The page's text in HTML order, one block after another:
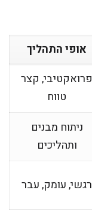
אופי התהליך
פרואקטיבי, קצר
טווח
ניתוח מבנים
ותהליכים
רגשי, עומק, עבר